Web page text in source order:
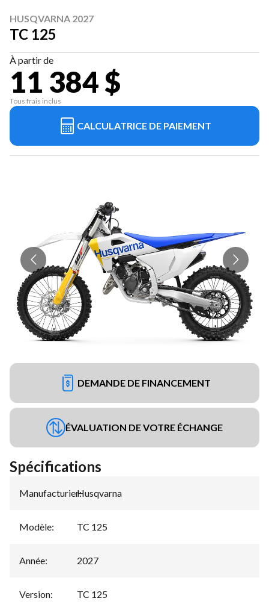
HUSQVARNA 2027
TC 125
À partir de
11 384 $
Tous frais inclus
CALCULATRICE DE PAIEMENT
DEMANDE DE FINANCEMENT
ÉVALUATION DE VOTRE ÉCHANGE
Spécifications
Manufacturier:
Husqvarna
Modèle: TC 125
Année: 2027
Version: TC 125